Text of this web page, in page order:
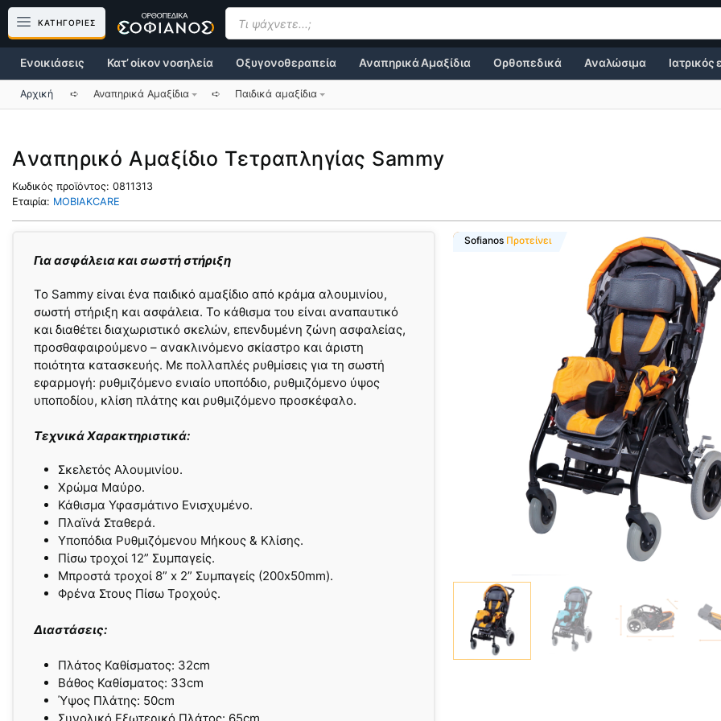
Μετάβαση
περιεχόμενο
ΚΑΤΗΓΟΡΙΕΣ
Products
search
Κατ’ οίκον νοσηλεία Οξυγονοθεραπεία Αναπηρικά Αμαξίδια
Ενοικιάσεις Ορθοπεδικά Αναλώσιμα Ιατρικός
Αρχική ➪ Αναπηρικά Αμαξίδια ➪ Παιδικά αμαξίδια
Aναπηρικό Αμαξίδιο Τετραπληγίας Sammy
Κωδικός προϊόντος: 0811313
Εταιρία: MOBIAKCARE
Για ασφάλεια και σωστή στήριξη
Το Sammy είναι ένα παιδικό αμαξίδιο από κράμα αλουμινίου,
σωστή στήριξη και ασφάλεια. Το κάθισμα του είναι αναπαυτικό
και διαθέτει διαχωριστικό σκελών, επενδυμένη ζώνη ασφαλείας,
προσθαφαιρούμενο – ανακλινόμενο σκίαστρο και άριστη
ποιότητα κατασκευής. Με πολλαπλές ρυθμίσεις για τη σωστή
εφαρμογή: ρυθμιζόμενο ενιαίο υποπόδιο, ρυθμιζόμενο ύψος
υποποδίου, κλίση πλάτης και ρυθμιζόμενο προσκέφαλο.
Τεχνικά Χαρακτηριστικά:
Σκελετός Αλουμινίου.
Χρώμα Μαύρο.
Κάθισμα Υφασμάτινο Ενισχυμένο.
Πλαϊνά Σταθερά.
Υποπόδια Ρυθμιζόμενου Μήκους & Κλίσης.
Πίσω τροχοί 12” Συμπαγείς.
Μπροστά τροχοί 8” x 2” Συμπαγείς (200x50mm).
Φρένα Στους Πίσω Τροχούς.
Διαστάσεις:
Πλάτος Καθίσματος: 32cm
Βάθος Καθίσματος: 33cm
Ύψος Πλάτης: 50cm
Super Προσφορά
Sofianos Προτείνει